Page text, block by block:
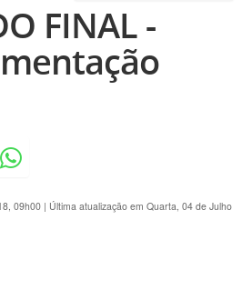
FINAL -
09h00 | Última atualização em Quarta, 04 de Julho